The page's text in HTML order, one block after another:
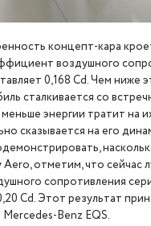
концепт-кара
воздушного
0,168 Cd. Чем ниже
сталкивается со
энергии тратит на
сказывается на его
Aero, отметим, что сейчас
сопротивления
Cd. Этот результат
Benz EQS.